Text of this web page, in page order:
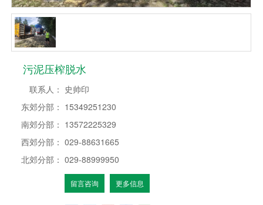
污泥压榨脱水
联系人： 史帅印
东郊分部： 15349251230
南郊分部： 13572225329
西郊分部： 029-88631665
北郊分部： 029-88999950
留言咨询 更多信息